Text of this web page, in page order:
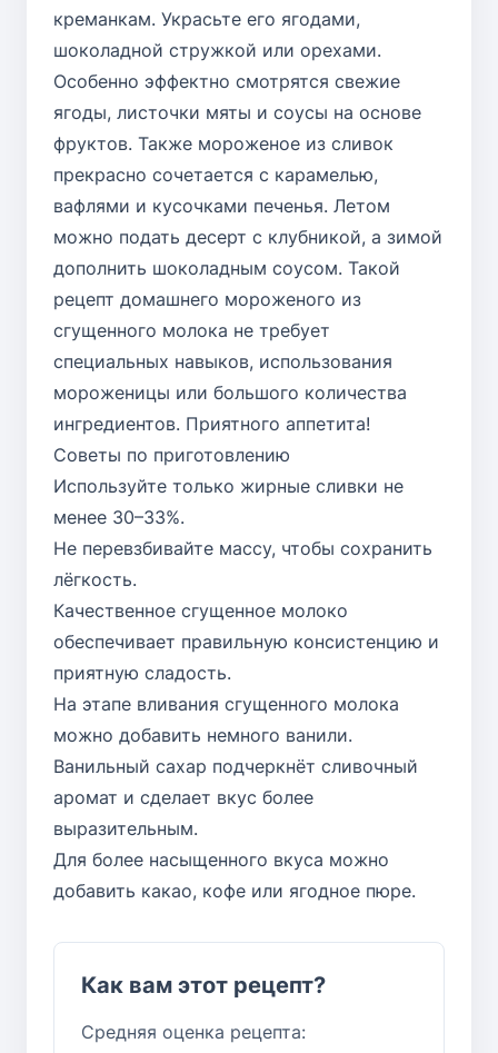
креманкам. Украсьте его ягодами,
шоколадной стружкой или орехами.
Особенно эффектно смотрятся свежие
ягоды, листочки мяты и соусы на основе
фруктов. Также мороженое из сливок
прекрасно сочетается с карамелью,
вафлями и кусочками печенья. Летом
можно подать десерт с клубникой, а зимой
дополнить шоколадным соусом. Такой
рецепт домашнего мороженого из
сгущенного молока не требует
специальных навыков, использования
мороженицы или большого количества
ингредиентов. Приятного аппетита!
Советы по приготовлению
Используйте только жирные сливки не
менее 30–33%.
Не перевзбивайте массу, чтобы сохранить
лёгкость.
Качественное сгущенное молоко
обеспечивает правильную консистенцию и
приятную сладость.
На этапе вливания сгущенного молока
можно добавить немного ванили.
Ванильный сахар подчеркнёт сливочный
аромат и сделает вкус более
выразительным.
Для более насыщенного вкуса можно
добавить какао, кофе или ягодное пюре.
Как вам этот рецепт?
Средняя оценка рецепта: